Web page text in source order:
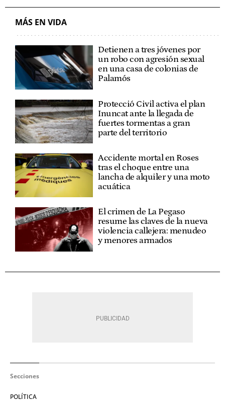
MÁS EN VIDA
Detienen a tres jóvenes por
un robo con agresión sexual
en una casa de colonias de
Palamós
Protecció Civil activa el plan
Inuncat ante la llegada de
fuertes tormentas a gran
parte del territorio
Accidente mortal en Roses
tras el choque entre una
lancha de alquiler y una moto
acuática
El crimen de La Pegaso
resume las claves de la nueva
violencia callejera: menudeo
y menores armados
Secciones
POLÍTICA